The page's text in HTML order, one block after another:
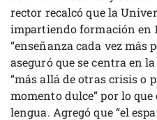
rector recalcó que la
impartiendo formación en
“enseñanza cada vez más
aseguró que se centra en
“más allá de otras crisis o
momento dulce” por lo
lengua. Agregó que “el